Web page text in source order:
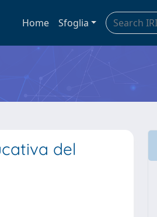
Home Sfoglia
del